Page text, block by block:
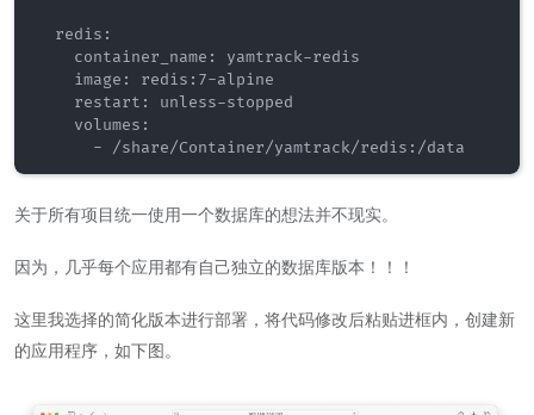
  redis:
    container_name: yamtrack-redis
    image: redis:7-alpine
    restart: unless-stopped
    volumes:
关于所有项目统一使用一个数据库的想法并不现实。
因为，几乎每个应用都有自己独立的数据库版本！！！
这里我选择的简化版本进行部署，将代码修改后粘贴进框内，创建新
的应用程序，如下图。